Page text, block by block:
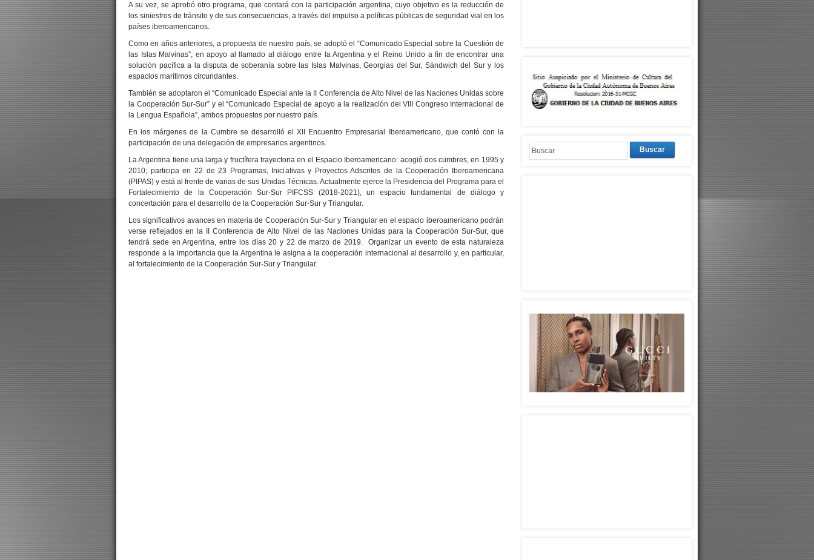
A su vez, se aprobó otro programa, que contará con la participación argentina, cuyo objetivo es la reducción de
los siniestros de tránsito y de sus consecuencias, a través del impulso a políticas públicas de seguridad vial en los
países iberoamericanos.
Como en años anteriores, a propuesta de nuestro país, se adoptó el “Comunicado Especial sobre la Cuestión de
las Islas Malvinas”, en apoyo al llamado al diálogo entre la Argentina y el Reino Unido a fin de encontrar una
solución pacífica a la disputa de soberanía sobre las Islas Malvinas, Georgias del Sur, Sándwich del Sur y los
espacios marítimos circundantes.
También se adoptaron el “Comunicado Especial ante la II Conferencia de Alto Nivel de las Naciones Unidas sobre
la Cooperación Sur-Sur” y el “Comunicado Especial de apoyo a la realización del VIII Congreso Internacional de
la Lengua Española”, ambos propuestos por nuestro país.
En los márgenes de la Cumbre se desarrolló el XII Encuentro Empresarial Iberoamericano, que contó con la
participación de una delegación de empresarios argentinos.
La Argentina tiene una larga y fructífera trayectoria en el Espacio Iberoamericano: acogió dos cumbres, en 1995 y
2010; participa en 22 de 23 Programas, Iniciativas y Proyectos Adscritos de la Cooperación Iberoamericana
(PIPAS) y está al frente de varias de sus Unidas Técnicas. Actualmente ejerce la Presidencia del Programa para el
Fortalecimiento de la Cooperación Sur-Sur PIFCSS (2018-2021), un espacio fundamental de diálogo y
concertación para el desarrollo de la Cooperación Sur-Sur y Triangular.
Los significativos avances en materia de Cooperación Sur-Sur y Triangular en el espacio iberoamericano podrán
verse reflejados en la II Conferencia de Alto Nivel de las Naciones Unidas para la Cooperación Sur-Sur, que
tendrá sede en Argentina, entre los días 20 y 22 de marzo de 2019. Organizar un evento de esta naturaleza
responde a la importancia que la Argentina le asigna a la cooperación internacional al desarrollo y, en particular,
al fortalecimiento de la Cooperación Sur-Sur y Triangular.
Buscar